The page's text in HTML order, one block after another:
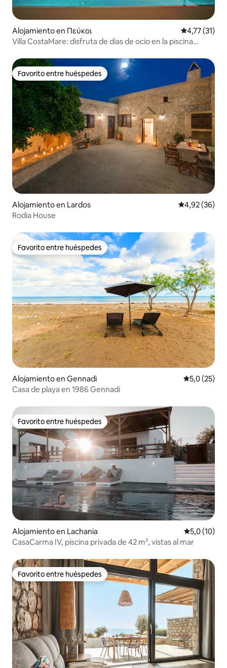
Alojamiento en Πεύκοι Calificación
4,77 (31)
Villa CostaMare: disfruta de días de ocio en la piscina
Favorito entre huéspedes
Favorito entre huéspedes
Alojamiento en Lardos Calificación
4,92 (36)
Rodia House
Favorito entre huéspedes
Favorito entre huéspedes
Alojamiento en Gennadi Calificación
5,0 (25)
Casa de playa en 1986 Gennadi
Favorito entre huéspedes
Favorito entre huéspedes
Alojamiento en Lachania Calificación
5,0 (10)
CasaCarma IV, piscina privada de 42 m², vistas al mar
Favorito entre huéspedes
Favorito entre huéspedes